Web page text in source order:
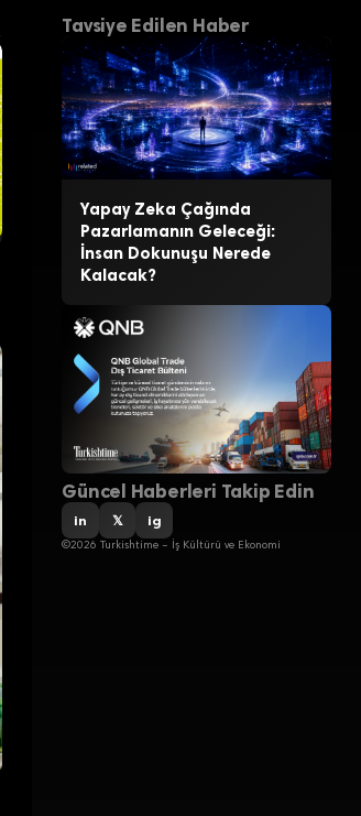
Tavsiye Edilen Haber
Yapay Zeka Çağında
Pazarlamanın Geleceği:
İnsan Dokunuşu Nerede
Kalacak?
Güncel Haberleri Takip Edin
in 𝕏 ig
©2026 Turkishtime – İş Kültürü ve Ekonomi